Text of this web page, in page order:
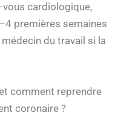
cardiologique,
premières semaines
du travail si la
comment reprendre
coronaire ?